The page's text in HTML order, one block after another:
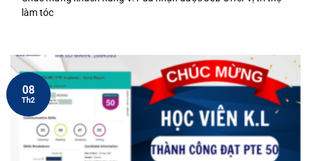
làm tóc
08
Th2